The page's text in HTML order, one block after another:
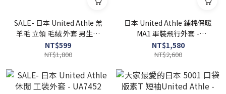
SALE- 日本 United Athle 羔
羊毛 立領 毛絨 外套 男生外
套 - UA7495
NT$599
NT$1,800
日本 United Athle 鋪棉保暖
MA1 軍裝飛行外套 -
UA7490
NT$1,580
NT$2,600